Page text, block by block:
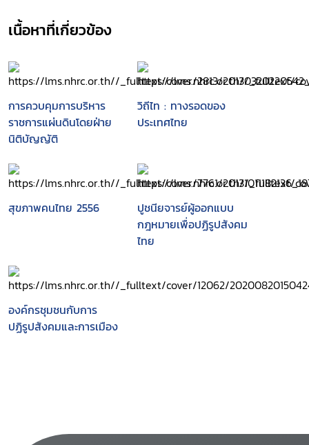
เนื้อหาที่เกี่ยวข้อง
การควบคุมการบริหาร
ราชการแผ่นดินโดยฝ่าย
นิติบัญญัติ
วิถีไท : ทางรอดของ
ประเทศไทย
สุขภาพคนไทย 2556
ปูชนียจารย์ผู้ออกแบบ
กฎหมายเพื่อปฏิรูปสังคม
ไทย
องค์กรชุมชนกับการ
ปฏิรูปสังคมและการเมือง